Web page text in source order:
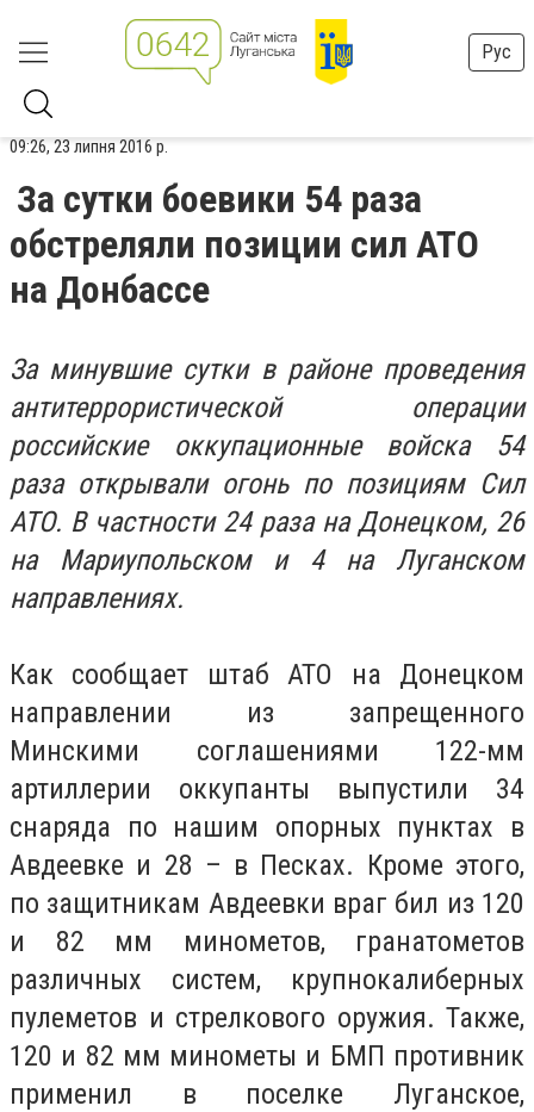
Рус
09:26, 23 липня 2016 р.
За сутки боевики 54 раза
обстреляли позиции сил АТО
на Донбассе
За минувшие сутки в районе проведения
антитеррористической операции
российские оккупационные войска 54
раза открывали огонь по позициям Сил
АТО. В частности 24 раза на Донецком, 26
на Мариупольском и 4 на Луганском
направлениях.
Как сообщает штаб АТО на Донецком
направлении из запрещенного
Минскими соглашениями 122-мм
артиллерии оккупанты выпустили 34
снаряда по нашим опорных пунктах в
Авдеевке и 28 – в Песках. Кроме этого,
по защитникам Авдеевки враг бил из 120
и 82 мм минометов, гранатометов
различных систем, крупнокалиберных
пулеметов и стрелкового оружия. Также,
120 и 82 мм минометы и БМП противник
применил в поселке Луганское,